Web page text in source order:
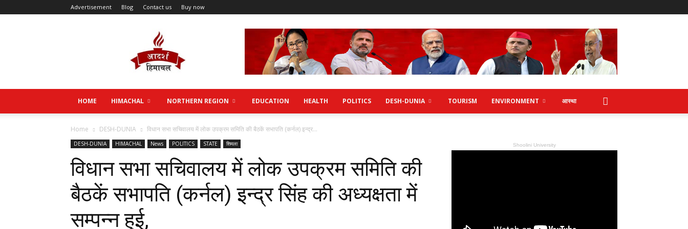
Advertisement Blog Contact us Buy now
HOME HIMACHAL NORTHERN REGION EDUCATION HEALTH POLITICS DESH-DUNIA TOURISM ENVIRONMENT आस्था
Home DESH-DUNIA विधान सभा सचिवालय में लोक उपक्रम समिति की बैठकें सभापति (कर्नल) इन्द्र...
DESH-DUNIA HIMACHAL News POLITICS STATE शिमला
विधान सभा सचिवालय में लोक उपक्रम समिति की
बैठकें सभापति (कर्नल) इन्द्र सिंह की अध्यक्षता में
सम्पन्न हुई,
Shoolini University